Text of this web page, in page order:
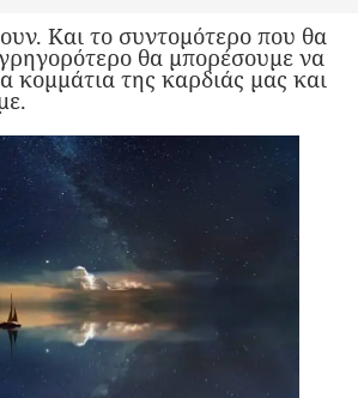
Και το συντομότερο που θα
θα μπορέσουμε να
κομμάτια της καρδιάς μας και